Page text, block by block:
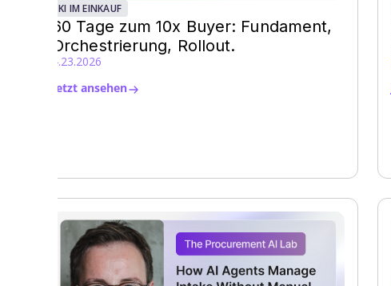
KI IM EINKAUF
60 Tage zum 10x Buyer: Fundament,
Orchestrierung, Rollout.
4.23.2026
Jetzt ansehen